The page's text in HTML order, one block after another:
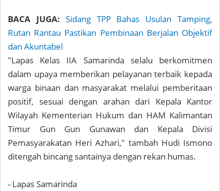
BACA JUGA: Sidang TPP Bahas Usulan Tamping,
Rutan Rantau Pastikan Pembinaan Berjalan Objektif
dan Akuntabel
"Lapas Kelas IIA Samarinda selalu berkomitmen
dalam upaya memberikan pelayanan terbaik kepada
warga binaan dan masyarakat melalui pemberitaan
positif, sesuai dengan arahan dari Kepala Kantor
Wilayah Kementerian Hukum dan HAM Kalimantan
Timur Gun Gun Gunawan dan Kepala Divisi
Pemasyarakatan Heri Azhari," tambah Hudi Ismono
ditengah bincang santainya dengan rekan humas.
- Lapas Samarinda